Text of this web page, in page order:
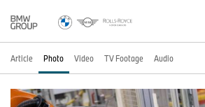
Article Photo Video TV Footage Audio